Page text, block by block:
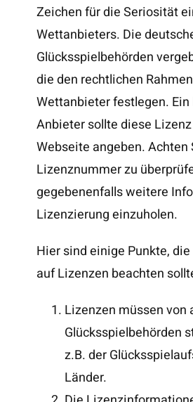
Zeichen für die Seriosität
Wettanbieters. Die
Glücksspielbehörden
die den rechtlichen
Wettanbieter festlegen.
Anbieter sollte diese
Webseite angeben. Achten
Lizenznummer zu
gegebenenfalls weitere
Lizenzierung einzuholen.
Hier sind einige Punkte,
auf Lizenzen beachten
Lizenzen müssen von
Glücksspielbehörden
z.B. der
Länder.